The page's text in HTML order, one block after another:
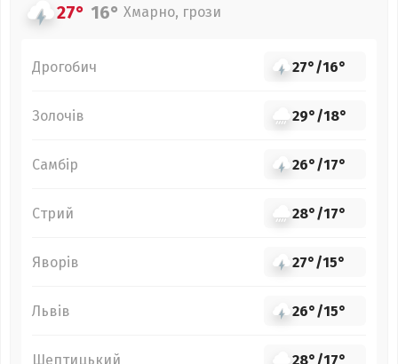
27° 16° Хмарно, грози
Дрогобич 27°/16°
Золочів 29°/18°
Самбір 26°/17°
Стрий 28°/17°
Яворів 27°/15°
Львів 26°/15°
Шептицький 28°/17°